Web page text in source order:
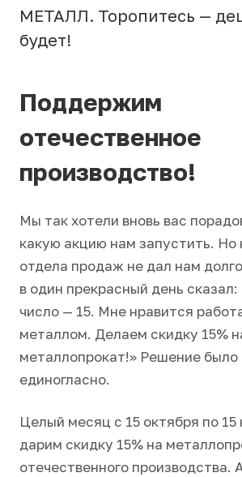
МЕТАЛЛ. Торопитесь —
будет!
Поддержим
отечественное
производство!
Мы так хотели вновь вас
какую акцию нам запустить. Но
отдела продаж не дал нам
в один прекрасный день
число — 15. Мне нравится
металлом. Делаем скидку 15%
металлопрокат!» Решение было
единогласно.
Целый месяц с 15 октября по
дарим скидку 15% на
отечественного производства.